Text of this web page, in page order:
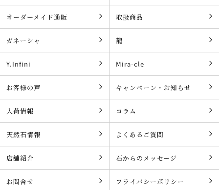
オーダーメイド通販 取扱商品
ガネーシャ 龍
Y.Infini Mira-cle
お客様の声 キャンペーン・お知らせ
入荷情報 コラム
天然石情報 よくあるご質問
店舗紹介 石からのメッセージ
お問合せ プライバシーポリシー